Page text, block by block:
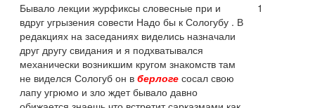
Бывало лекции журфиксы словесные при и
вдруг угрызения совести Надо бы к Сологубу . В
редакциях на заседаниях виделись назначали
друг другу свидания и я подхватывался
механически возникшим кругом знакомств там
не виделся Сологуб он в берлоге сосал свою
лапу угрюмо и зло ждет бывало давно
1